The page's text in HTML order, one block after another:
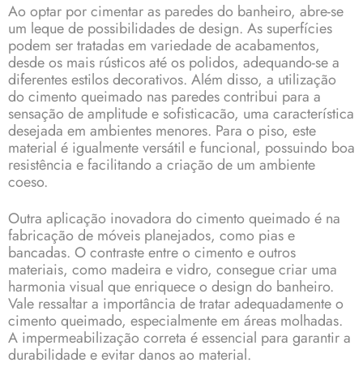
Ao optar por cimentar as paredes do banheiro, abre-se
um leque de possibilidades de design. As superfícies
podem ser tratadas em variedade de acabamentos,
desde os mais rústicos até os polidos, adequando-se a
diferentes estilos decorativos. Além disso, a utilização
do cimento queimado nas paredes contribui para a
sensação de amplitude e sofisticacão, uma característica
desejada em ambientes menores. Para o piso, este
material é igualmente versátil e funcional, possuindo boa
resistência e facilitando a criação de um ambiente
coeso.
Outra aplicação inovadora do cimento queimado é na
fabricação de móveis planejados, como pias e
bancadas. O contraste entre o cimento e outros
materiais, como madeira e vidro, consegue criar uma
harmonia visual que enriquece o design do banheiro.
Vale ressaltar a importância de tratar adequadamente o
cimento queimado, especialmente em áreas molhadas.
A impermeabilização correta é essencial para garantir a
durabilidade e evitar danos ao material.